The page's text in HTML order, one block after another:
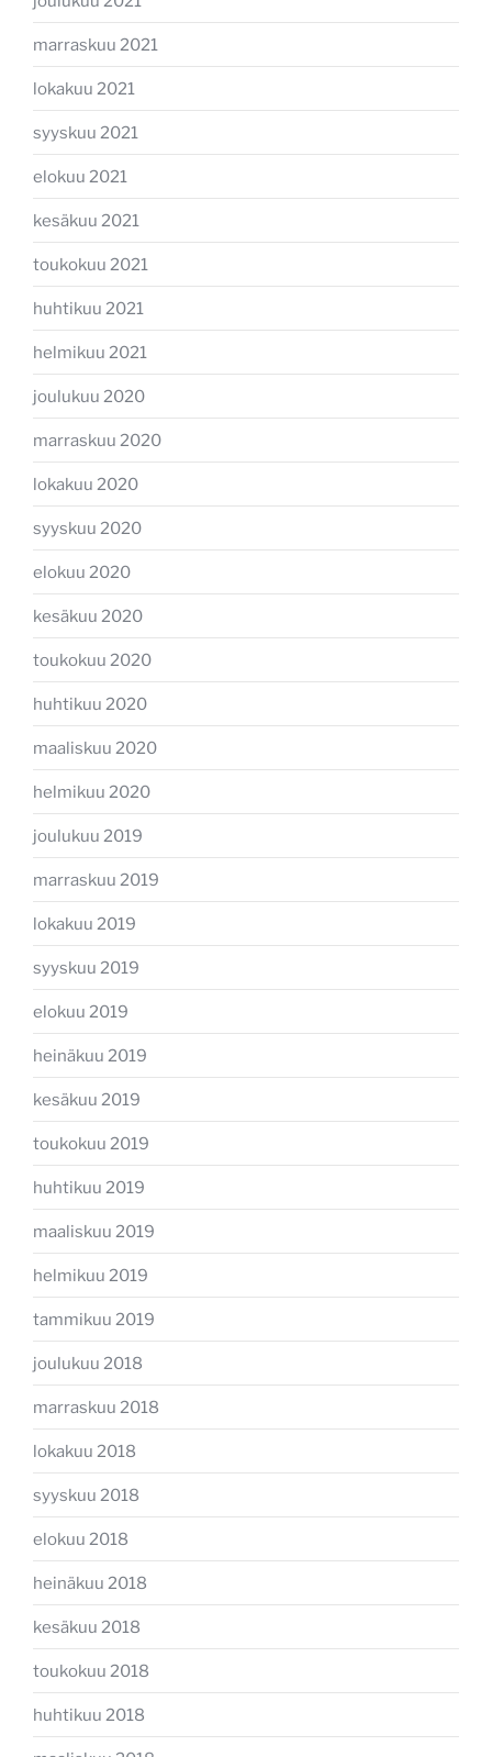
marraskuu 2021
lokakuu 2021
syyskuu 2021
elokuu 2021
kesäkuu 2021
toukokuu 2021
huhtikuu 2021
helmikuu 2021
joulukuu 2020
marraskuu 2020
lokakuu 2020
syyskuu 2020
elokuu 2020
kesäkuu 2020
toukokuu 2020
huhtikuu 2020
maaliskuu 2020
helmikuu 2020
joulukuu 2019
marraskuu 2019
lokakuu 2019
syyskuu 2019
elokuu 2019
heinäkuu 2019
kesäkuu 2019
toukokuu 2019
huhtikuu 2019
maaliskuu 2019
helmikuu 2019
tammikuu 2019
joulukuu 2018
marraskuu 2018
lokakuu 2018
syyskuu 2018
elokuu 2018
heinäkuu 2018
kesäkuu 2018
toukokuu 2018
huhtikuu 2018